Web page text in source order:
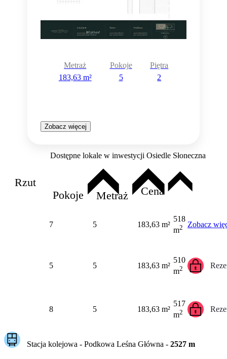
Metraż
183,63 m²
Pokoje
5
Piętra
2
Zobacz więcej
Dostępne lokale w inwestycji Osiedle Słoneczna
Rzut
Pokoje
Metraż Cena
7 5 183,63 m²
518
m2 Zobacz
5 5 183,63 m²
510
m2
8 5 183,63 m²
517
m2
Stacja kolejowa - Podkowa Leśna Główna - 2527m